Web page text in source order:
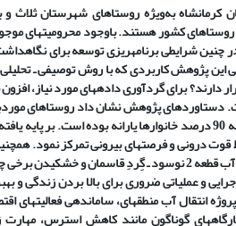
کرمانشاه به‌ویژه روستاهای شهرستان ثلاث
شرایطی برنامه­ریزی توسعه برای نگاهداشت
پژوهش کاربردی که با روش توصیفی ـ
دارند؟ برای گردآوری داده­های مورد نیاز،
سرچشمه درآمد نزدیک به 90 درصد خانوارها یارانه
قوت درونی و فرصت­های بیرونی تمرکز نمود.
اثرگذاری گذر تونل انتقال آب قطعه 2 نوسود ـ
و عملیاتی ضروری برای بالا بردن زندگی
پروژه انتقال آب منطقه­ای، ساماندهی
گوناگون مانند کاهش استرس،